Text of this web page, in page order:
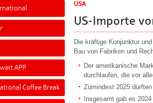
USA
US-Importe
Die kräftige Konjunktur
Bau von Fabriken und
Der amerikanische
durchlaufen, die vor
Zumindest 2025
Insgesamt gab es
APP
Coffee Break